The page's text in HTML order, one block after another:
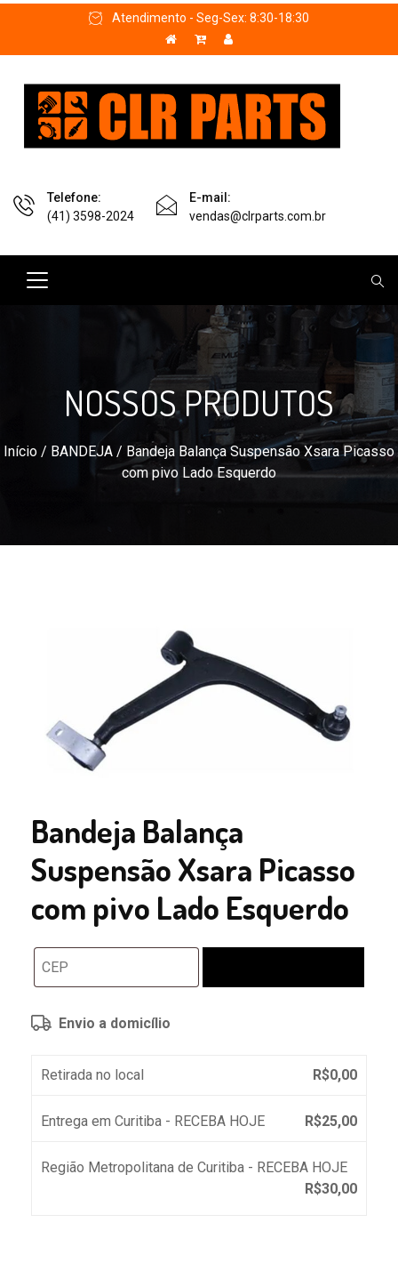
Atendimento - Seg-Sex: 8:30-18:30
Telefone:
(41) 3598-2024
E-mail:
vendas@clrparts.com.br
NOSSOS PRODUTOS
Início / BANDEJA / Bandeja Balança Suspensão Xsara Picasso
com pivo Lado Esquerdo
Bandeja Balança
Suspensão Xsara Picasso
com pivo Lado Esquerdo
Envio a domicílio
Retirada no local R$0,00
Entrega em Curitiba - RECEBA HOJE R$25,00
Região Metropolitana de Curitiba - RECEBA HOJE
R$30,00